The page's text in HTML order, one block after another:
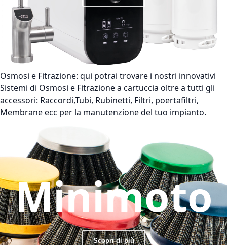
Osmosi e Fitrazione: qui potrai trovare i nostri innovativi
Sistemi di Osmosi e Fitrazione a cartuccia oltre a tutti gli
accessori: Raccordi,Tubi, Rubinetti, Filtri, poertafiltri,
Membrane ecc per la manutenzione del tuo impianto.
Minimoto
Scopri di più